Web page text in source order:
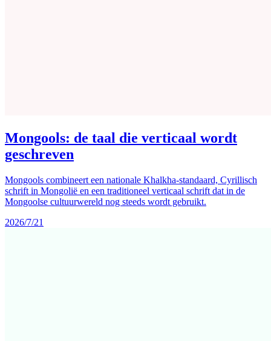
Mongools: de taal die verticaal wordt
geschreven
Mongools combineert een nationale Khalkha-standaard, Cyrillisch
schrift in Mongolië en een traditioneel verticaal schrift dat in de
Mongoolse cultuurwereld nog steeds wordt gebruikt.
2026/7/21